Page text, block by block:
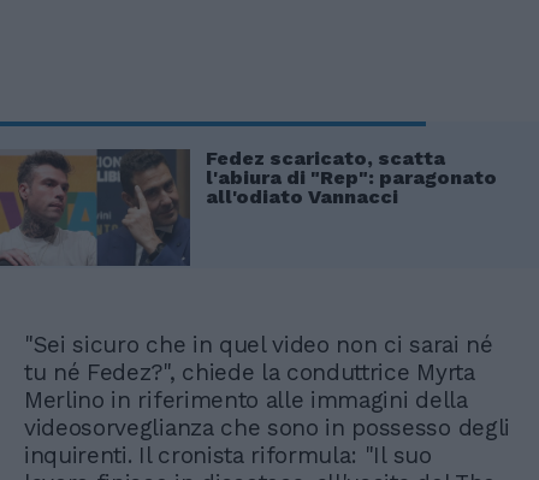
Fedez scaricato, scatta
l'abiura di "Rep": paragonato
all'odiato Vannacci
"Sei sicuro che in quel video non ci sarai né
tu né Fedez?", chiede la conduttrice Myrta
Merlino in riferimento alle immagini della
videosorveglianza che sono in possesso degli
inquirenti. Il cronista riformula: "Il suo